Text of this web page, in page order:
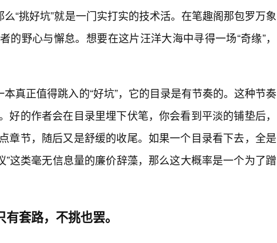
么“挑好坑”就是一门实打实的技术活。在笔趣阁那包罗万象
的野心与懈怠。想要在这片汪洋大海中寻得一场“奇缘”，
本真正值得跳入的“好坑”，它的目录是有节奏的。这种节奏
好的作者会在目录里埋下伏笔，你会看到平淡的铺垫后，
章节，随后又是舒缓的收尾。如果一个目录看下去，全是
”这类毫无信息量的廉价辞藻，那么这大概率是一个为了蹭
套路，不挑也罢。